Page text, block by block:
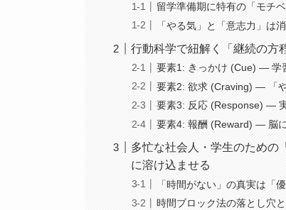
留学準備期に特有の「モチ
「やる気」と「意志力」は
行動科学で紐解く「継続の方
要素1: きっかけ (Cue) ― 学
要素2: 欲求 (Craving) ― 「
要素3: 反応 (Response) ―
要素4: 報酬 (Reward) ― 脳
多忙な社会人・学生のための
に溶け込ませる
「時間がない」の真実は「
時間ブロック法の落とし穴